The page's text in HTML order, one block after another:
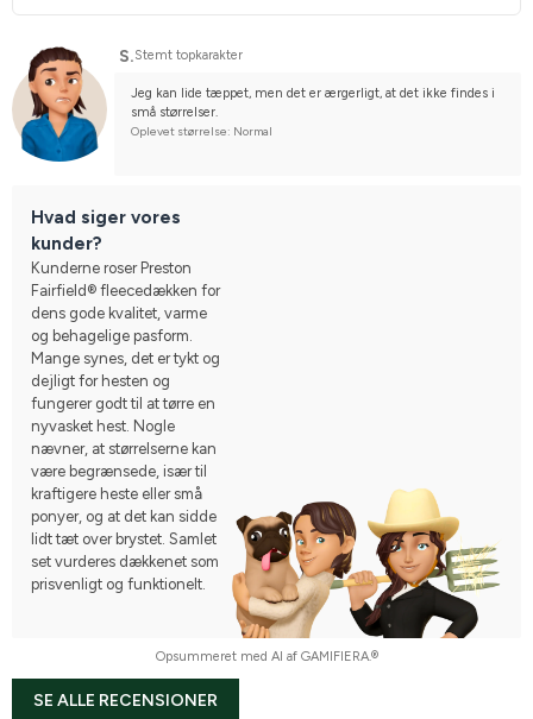
S.Stemt topkarakter
Jeg kan lide tæppet, men det er ærgerligt, at det ikke findes i
små størrelser.
Oplevet størrelse: Normal
Hvad siger vores
kunder?
Kunderne roser Preston
Fairfield® fleecedækken for
dens gode kvalitet, varme
og behagelige pasform.
Mange synes, det er tykt og
dejligt for hesten og
fungerer godt til at tørre en
nyvasket hest. Nogle
nævner, at størrelserne kan
være begrænsede, især til
kraftigere heste eller små
ponyer, og at det kan sidde
lidt tæt over brystet. Samlet
set vurderes dækkenet som
prisvenligt og funktionelt.
Opsummeret med AI af GAMIFIERA.®
SE ALLE RECENSIONER